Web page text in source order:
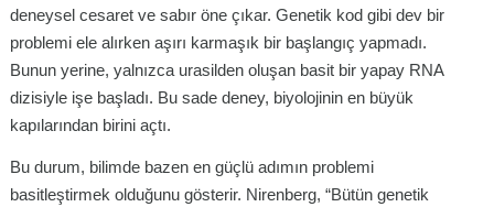
deneysel cesaret ve sabır öne çıkar. Genetik kod gibi dev bir
problemi ele alırken aşırı karmaşık bir başlangıç yapmadı.
Bunun yerine, yalnızca urasilden oluşan basit bir yapay RNA
dizisiyle işe başladı. Bu sade deney, biyolojinin en büyük
kapılarından birini açtı.
Bu durum, bilimde bazen en güçlü adımın problemi
basitleştirmek olduğunu gösterir. Nirenberg, “Bütün genetik